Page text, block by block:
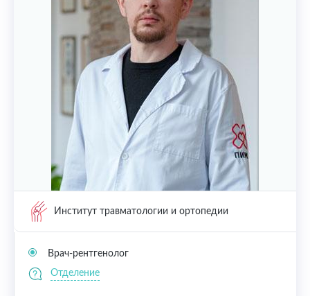
Институт травматологии и ортопедии
Врач-рентгенолог
Отделение